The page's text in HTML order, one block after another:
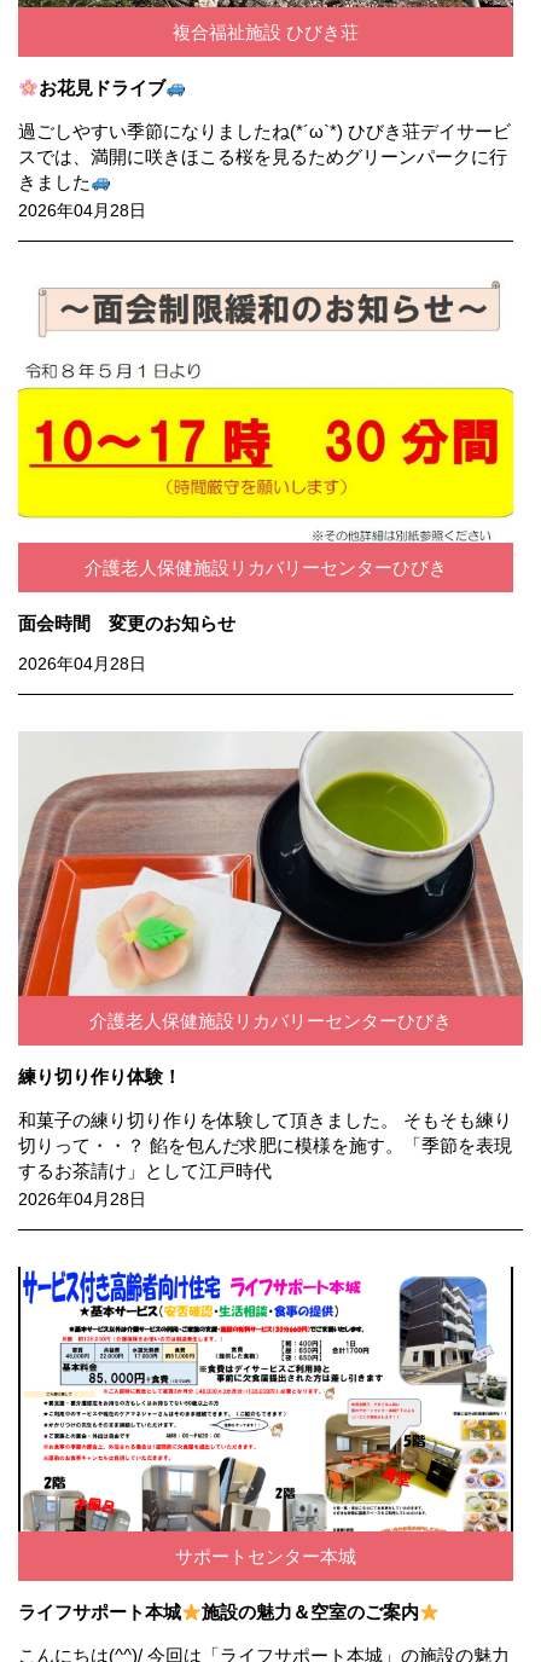
複合福祉施設 ひびき荘
お花見ドライブ
過ごしやすい季節になりましたね(*´ω`*) ひびき荘デイサービ
スでは、満開に咲きほこる桜を見るためグリーンパークに行
きました
2026年04月28日
介護老人保健施設リカバリーセンターひびき
面会時間 変更のお知らせ
2026年04月28日
介護老人保健施設リカバリーセンターひびき
練り切り作り体験！
和菓子の練り切り作りを体験して頂きました。 そもそも練り
切りって・・？ 餡を包んだ求肥に模様を施す。「季節を表現
するお茶請け」として江戸時代
2026年04月28日
サポートセンター本城
ライフサポート本城 施設の魅力＆空室のご案内
こんにちは(^^)/ 今回は「ライフサポート本城」の施設の魅力